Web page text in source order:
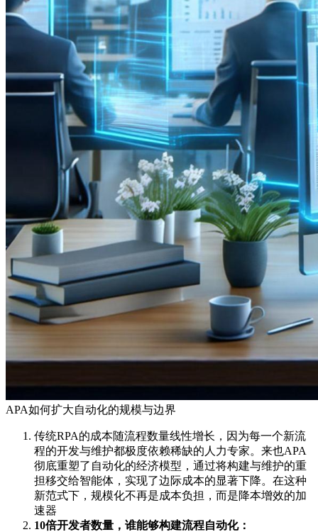
APA如何扩大自动化的规模与边界
传统RPA的成本随流程数量线性增长，因为每一个新流
程的开发与维护都极度依赖稀缺的人力专家。来也APA
彻底重塑了自动化的经济模型，通过将构建与维护的重
担移交给智能体，实现了边际成本的显著下降。在这种
新范式下，规模化不再是成本负担，而是降本增效的加
速器
10倍开发者数量，谁能够构建流程自动化：